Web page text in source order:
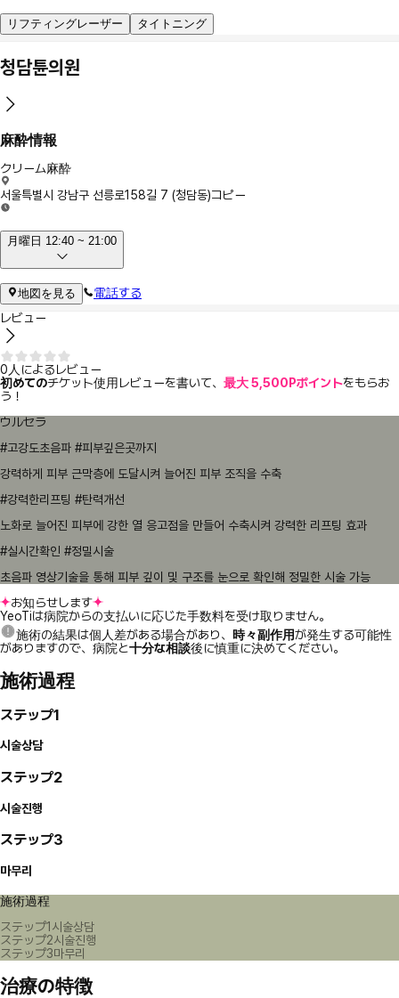
リフティングレーザー タイトニング
청담튠의원
麻酔情報
クリーム麻酔
서울특별시 강남구 선릉로158길 7 (청담동)コピー
月曜日 12:40 ~ 21:00
地図を見る
電話する
レビュー
0人によるレビュー
初めてのチケット使用レビューを書いて、 最大 5,500Pポイントをもらお
う！
ウルセラ
#고강도초음파 #피부깊은곳까지
강력하게 피부 근막층에 도달시켜 늘어진 피부 조직을 수축
#강력한리프팅 #탄력개선
노화로 늘어진 피부에 강한 열 응고점을 만들어 수축시켜 강력한 리프팅 효과
#실시간확인 #정밀시술
초음파 영상기술을 통해 피부 깊이 및 구조를 눈으로 확인해 정밀한 시술 가능
お知らせします
YeoTiは病院からの支払いに応じた手数料を受け取りません。
施術の結果は個人差がある場合があり、 時々副作用が発生する可能性
がありますので、病院と十分な相談後に慎重に決めてください。
施術過程
ステップ1
시술상담
ステップ2
시술진행
ステップ3
마무리
施術過程
ステップ1시술상담
ステップ2시술진행
ステップ3마무리
治療の特徴